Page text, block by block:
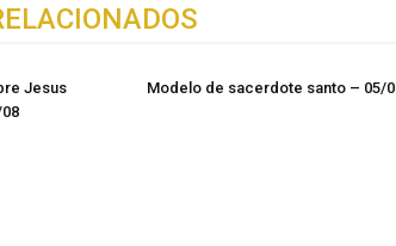
Jesus
Modelo de sacerdote santo – 05/